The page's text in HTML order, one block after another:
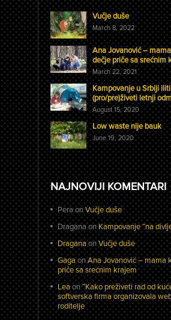
Vučje duše
March 8, 2022
Ana Jovanović –
dečje priče sa srećnim
March 22, 2021
Kampovanje u Srbiji
(pro/pre)živeti letnji
August 15, 2020
Low waste nije bauk
June 19, 2020
NAJNOVIJI KOMENTARI
PeraonVučje duše
DraganaonKampovanje “na
DraganaonVučje duše
GagaonAna Jovanović – mama
priče sa srećnim krajem
Leaon“Kako preživeti rad od
softverska firma organizovala
roditelje